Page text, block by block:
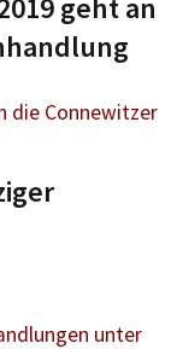
geht an
die Connewitzer
unter